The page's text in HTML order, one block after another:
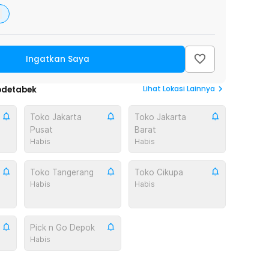
Ingatkan Saya
Lihat Lokasi Lainnya
Toko Jakarta
Pusat
Habis
Toko Jakarta
Barat
Habis
Toko Tangerang
Habis
Toko Cikupa
Habis
Pick n Go Depok
Habis